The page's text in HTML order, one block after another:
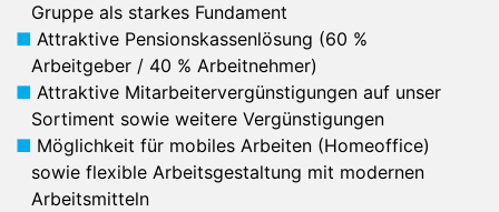
Gruppe als starkes Fundament
Attraktive Pensionskassenlösung (60 %
Arbeitgeber / 40 % Arbeitnehmer)
Attraktive Mitarbeitervergünstigungen auf unser
Sortiment sowie weitere Vergünstigungen
Möglichkeit für mobiles Arbeiten (Homeoffice)
sowie flexible Arbeitsgestaltung mit modernen
Arbeitsmitteln